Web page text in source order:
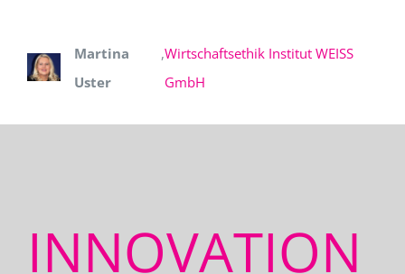
Martina
Uster
,Wirtschaftsethik Institut WEISS
GmbH
INNOVATION